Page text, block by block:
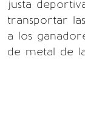
justa
transportar
a los
de metal de